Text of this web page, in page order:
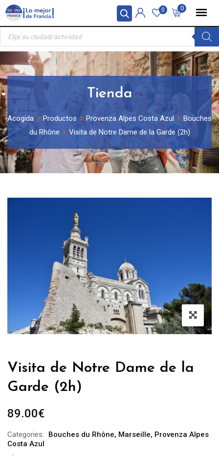
Panel de gestión de cookies
Skip
content
0
0
Búsqueda
productos
Tienda
Acogida Productos Provenza Alpes Costa Azul
Bouches
du Rhône
Visita de Notre Dame de la Garde (2h)
Visita de Notre Dame de la
Garde (2h)
89.00€
Categories: Bouches du Rhône, Marseille, Provenza Alpes
Costa Azul